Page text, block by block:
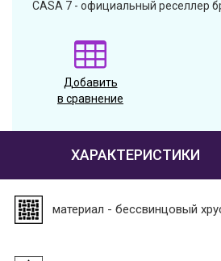
CASA 7 - официальный реселлер
Добавить
в сравнение
ХАРАКТЕРИСТИКИ
материал - бессвинцовый